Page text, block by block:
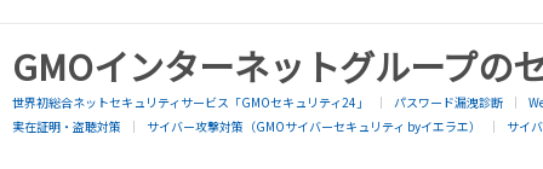
GMOインターネットグループの
世界初総合ネットセキュリティサービス「GMOセキュリティ24」 パスワード漏洩診断
実在証明・盗聴対策
サイバー攻撃対策（GMOサイバーセキュリティ byイエラエ） サイ